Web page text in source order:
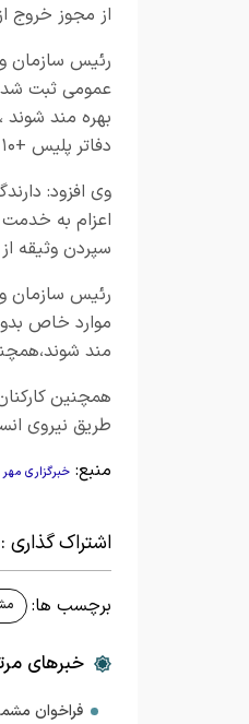
از مجوز خروج
رئیس سازمان
عمومی ثبت
بهره مند
دفاتر پلیس +۱۰ اقدام کنند.
وی افزود:
اعزام به خدمت
سپردن وثیقه
رئیس سازمان
موارد خاص
مند
همچنین
طریق نیروی
منبع: خبرگزاری مهر
اشتراک گذاری :
برچسب ها:
خبرهای
فراخوان